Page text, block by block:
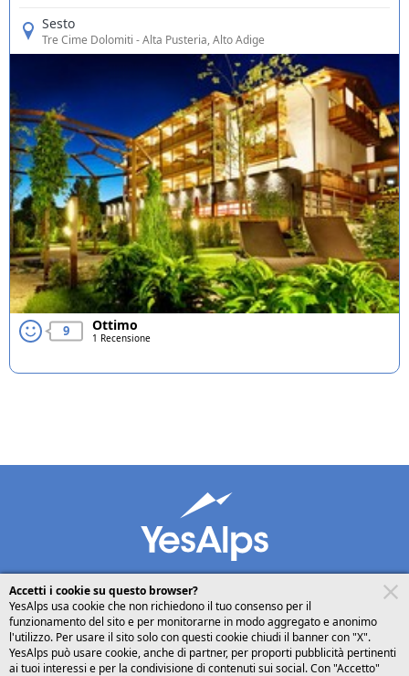
Sesto
Tre Cime Dolomiti - Alta Pusteria, Alto Adige
9 Ottimo
1 Recensione
desktop seguici su condividi
Accetti i cookie su questo browser?
YesAlps usa cookie che non richiedono il tuo consenso per il
funzionamento del sito e per monitorarne in modo aggregato e anonimo
l'utilizzo. Per usare il sito solo con questi cookie chiudi il banner con "X".
YesAlps può usare cookie, anche di partner, per proporti pubblicità pertinenti
ai tuoi interessi e per la condivisione di contenuti sui social. Con "Accetto"